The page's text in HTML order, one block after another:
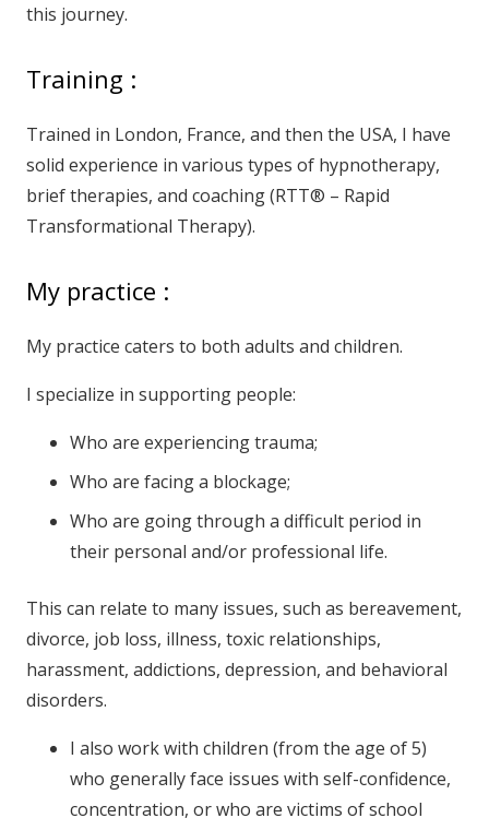
this journey.
Training :
Trained in London, France, and then the USA, I have
solid experience in various types of hypnotherapy,
brief therapies, and coaching (RTT® – Rapid
Transformational Therapy).
My practice :
My practice caters to both adults and children.
I specialize in supporting people:
Who are experiencing trauma;
Who are facing a blockage;
Who are going through a difficult period in
their personal and/or professional life.
This can relate to many issues, such as bereavement,
divorce, job loss, illness, toxic relationships,
harassment, addictions, depression, and behavioral
disorders.
I also work with children (from the age of 5)
who generally face issues with self-confidence,
concentration, or who are victims of school